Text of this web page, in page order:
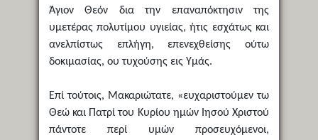
Άγιον Θεόν δια την επαναπόκτησιν της
υμετέρας πολυτίμου υγιείας, ήτις εσχάτως και
ανελπίστως επλήγη, επενεχθείσης ούτω
δοκιμασίας, ου τυχούσης εις Υμάς.
Επί τούτοις, Μακαριώτατε, «ευχαριστούμεν τω
Θεώ και Πατρί του Κυρίου ημών Ιησού Χριστού
πάντοτε περί υμών προσευχόμενοι,